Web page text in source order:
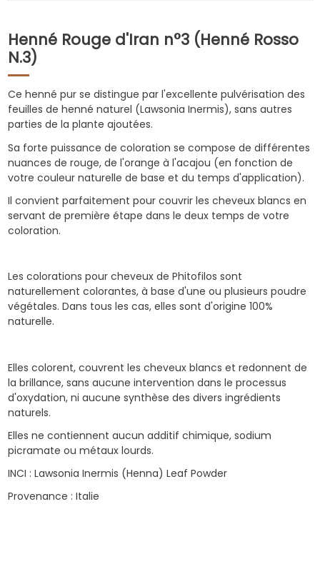
Henné Rouge d'Iran n°3 (Henné Rosso
N.3)
Ce henné pur se distingue par l'excellente pulvérisation des
feuilles de henné naturel (Lawsonia Inermis), sans autres
parties de la plante ajoutées.
Sa forte puissance de coloration se compose de différentes
nuances de rouge, de l'orange à l'acajou (en fonction de
votre couleur naturelle de base et du temps d'application).
Il convient parfaitement pour couvrir les cheveux blancs en
servant de première étape dans le deux temps de votre
coloration.
Les colorations pour cheveux de Phitofilos sont
naturellement colorantes, à base d'une ou plusieurs poudre
végétales. Dans tous les cas, elles sont d'origine 100%
naturelle.
Elles colorent, couvrent les cheveux blancs et redonnent de
la brillance, sans aucune intervention dans le processus
d'oxydation, ni aucune synthèse des divers ingrédients
naturels.
Elles ne contiennent aucun additif chimique, sodium
picramate ou métaux lourds.
INCI : Lawsonia Inermis (Henna) Leaf Powder
Provenance : Italie